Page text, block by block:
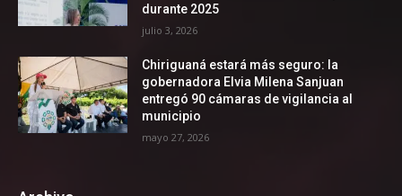
durante 2025
julio 3, 2026
Chiriguaná estará más seguro: la
gobernadora Elvia Milena Sanjuan
entregó 90 cámaras de vigilancia al
municipio
mayo 27, 2026